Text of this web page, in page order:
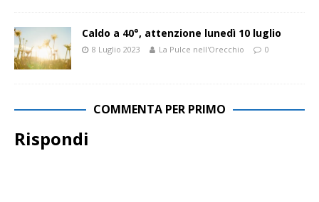
Caldo a 40°, attenzione lunedì 10 luglio
8 Luglio 2023 La Pulce nell'Orecchio 0
COMMENTA PER PRIMO
Rispondi